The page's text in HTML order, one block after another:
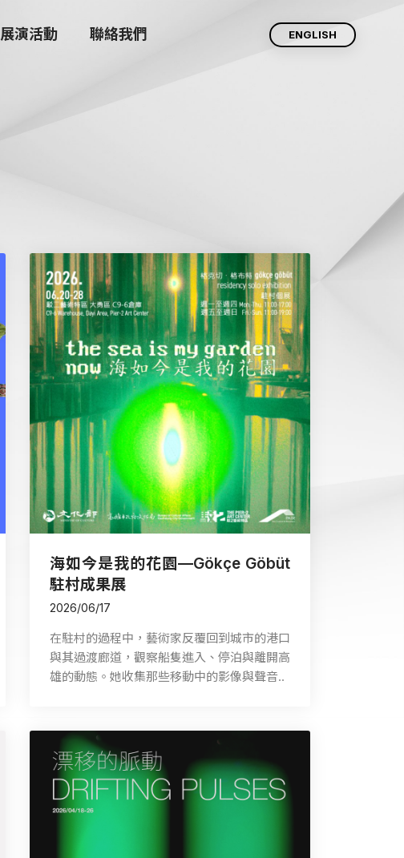
展演活動 聯絡我們 ENGLISH
海如今是我的花園—Gökçe Göbüt
駐村成果展
2026/06/17
在駐村的過程中，藝術家反覆回到城市的港口
與其過渡廊道，觀察船隻進入、停泊與離開高
雄的動態。她收集那些移動中的影像與聲音..